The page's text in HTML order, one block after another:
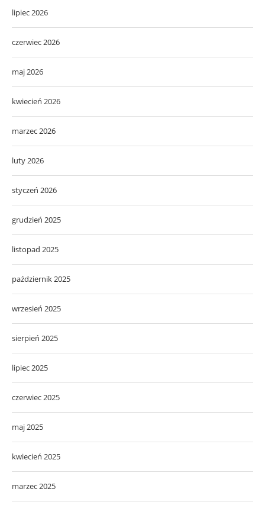
lipiec 2026
czerwiec 2026
maj 2026
kwiecień 2026
marzec 2026
luty 2026
styczeń 2026
grudzień 2025
listopad 2025
październik 2025
wrzesień 2025
sierpień 2025
lipiec 2025
czerwiec 2025
maj 2025
kwiecień 2025
marzec 2025